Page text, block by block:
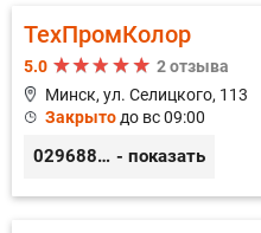
ТехПромКолор
5.0
2 отзыва
Минск, ул. Селицкого, 113
Закрыто до вс 09:00
0296889898 - показать